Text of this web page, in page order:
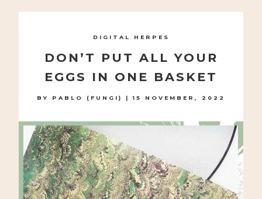
DIGITAL HERPES
DON’T PUT ALL YOUR
EGGS IN ONE BASKET
BY PABLO (FUNGI) |15 NOVEMBER, 2022